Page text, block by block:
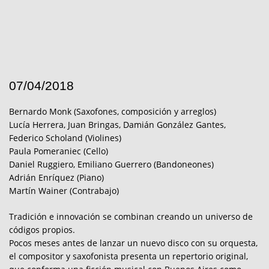
07/04/2018
Bernardo Monk (Saxofones, composición y arreglos)
Lucía Herrera, Juan Bringas, Damián González Gantes,
Federico Scholand (Violines)
Paula Pomeraniec (Cello)
Daniel Ruggiero, Emiliano Guerrero (Bandoneones)
Adrián Enríquez (Piano)
Martín Wainer (Contrabajo)
Tradición e innovación se combinan creando un universo de
códigos propios.
Pocos meses antes de lanzar un nuevo disco con su orquesta,
el compositor y saxofonista presenta un repertorio original,